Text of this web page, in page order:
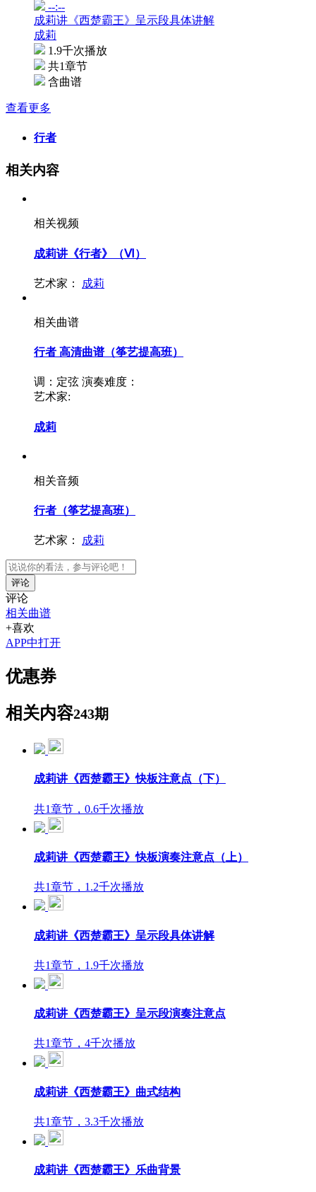
--:--
成莉讲《西楚霸王》呈示段具体讲解
成莉
1.9千次播放
共1章节
含曲谱
查看更多
行者
相关内容
相关视频
成莉讲《行者》（Ⅵ）
艺术家： 成莉
相关曲谱
行者 高清曲谱（筝艺提高班）
调：定弦 演奏难度：
艺术家:
成莉
相关音频
行者（筝艺提高班）
艺术家： 成莉
评论
评论
相关曲谱
+喜欢
APP中打开
优惠券
相关内容243期
成莉讲《西楚霸王》快板注意点（下）
共1章节，0.6千次播放
成莉讲《西楚霸王》快板演奏注意点（上）
共1章节，1.2千次播放
成莉讲《西楚霸王》呈示段具体讲解
共1章节，1.9千次播放
成莉讲《西楚霸王》呈示段演奏注意点
共1章节，4千次播放
成莉讲《西楚霸王》曲式结构
共1章节，3.3千次播放
成莉讲《西楚霸王》乐曲背景